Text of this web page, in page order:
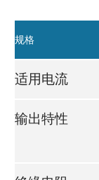
规格
适用电流
输出特性